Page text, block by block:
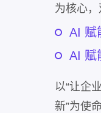
为核心，
AI 赋
AI 赋
以“让企
新”为使